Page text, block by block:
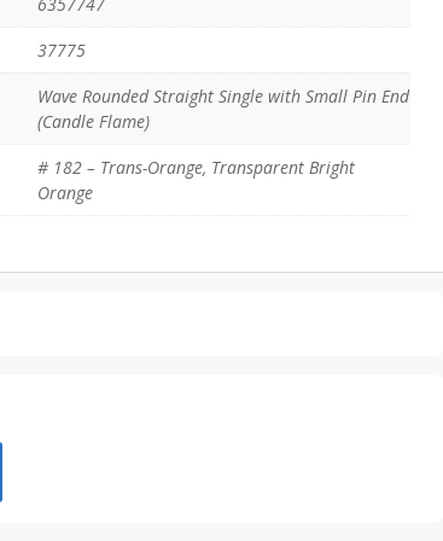
37775
Wave Rounded Straight Single with Small Pin End
(Candle Flame)
# 182 – Trans-Orange, Transparent Bright
Orange